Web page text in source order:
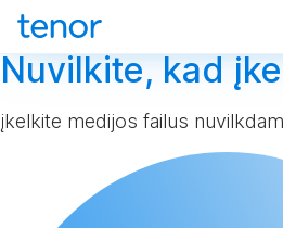
Nuvilkite, kad
įkelkite medijos failus